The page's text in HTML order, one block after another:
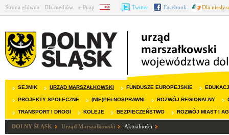
Strona główna Dla mediów e-Puap BIP Twitter Facebook Dla
SEJMIK URZĄD MARSZAŁKOWSKI FUNDUSZE EUROPEJSKIE
PROJEKTY SPOŁECZNE (NIE)PEŁNOSPRAWNI ROZWÓJ REGIONALNY
TRANSPORT I DROGI KOLEJE BEZPIECZEŃSTWO ROZWÓJ MIAST I
DOLNY ŚLĄSK Urząd Marszałkowski Aktualności